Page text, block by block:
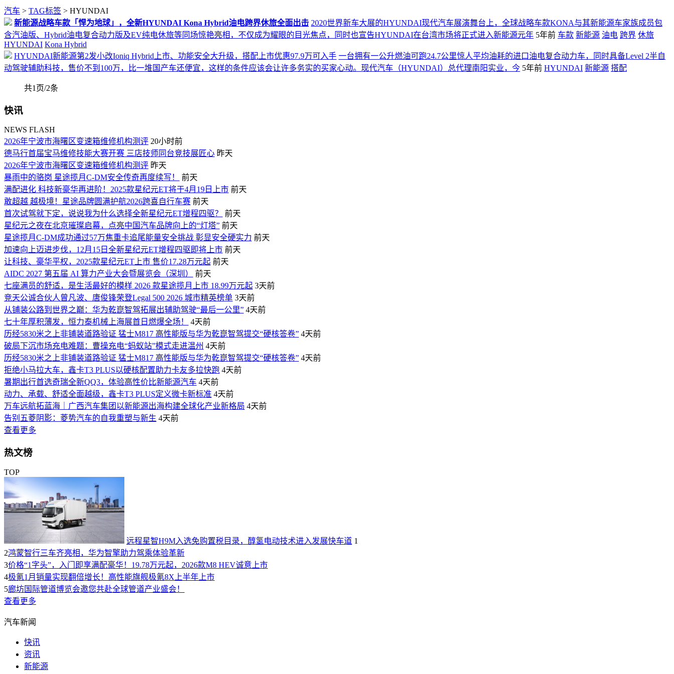
汽车 > TAG标签 > HYUNDAI
新能源战略车款「悍为地球」，全新HYUNDAI Kona Hybrid油电跨界休旅全面出击 2020世界新车大展的HYUNDAI现代汽车展演舞台上，全球战略车款KONA与其新能源车家族成员包
含汽油版、Hybrid油电复合动力版及EV纯电休旅等同场惊艳亮相，不仅成为耀眼的目光焦点，同时也宣告HYUNDAI在台湾市场将正式进入新能源元年 5年前 车款 新能源 油电 跨界 休旅
HYUNDAI Kona Hybrid
HYUNDAI新能源第2发小改Ioniq Hybrid上市、功能安全大升级，搭配上市优惠97.9万可入手 一台拥有一公升燃油可跑24.7公里惊人平均油耗的进口油电复合动力车，同时具备Level 2半自
动驾驶辅助科技，售价不到100万，比一堆国产车还便宜，这样的条件应该会让许多务实的买家心动。现代汽车（HYUNDAI）总代理南阳实业，今 5年前 HYUNDAI 新能源 搭配
共1页/2条
快讯
NEWS FLASH
2026年宁波市海曙区变速箱维修机构测评 20小时前
德马行首届宝马维修技能大赛开赛 三店技师同台竞技展匠心 昨天
2026年宁波市海曙区变速箱维修机构测评 昨天
暴雨中的骆岗 星途揽月C-DM安全传奇再度续写！
前天
满配进化 科技新豪华再进阶！2025款星纪元ET将于4月19日上市 前天
敢超越 越极境！星途品牌圆满护航2026跨喜自行车赛 前天
首次试驾就下定，说说我为什么选择全新星纪元ET增程四驱？
前天
星纪元之夜在北京璀璨启幕，点亮中国汽车品牌向上的“灯塔” 前天
星途揽月C-DM成功通过57万焦重卡追尾能量安全挑战 彰显安全硬实力 前天
加速向上迈进步伐，12月15日全新星纪元ET增程四驱即将上市 前天
让科技、豪华平权，2025款星纪元ET上市 售价17.28万元起 前天
AIDC 2027 第五届 AI 算力产业大会暨展览会（深圳）
前天
七座满员的舒适，是生活最好的模样 2026 款星途揽月上市 18.99万元起 3天前
竞天公诚合伙人曾凡波、唐俊锋荣登Legal 500 2026 城市精英榜单 3天前
从铺装公路到世界之巅：华为乾崑智驾拓展出辅助驾驶“最后一公里” 4天前
七十年厚积薄发，恒力泰机械上海展首日燃爆全场！
4天前
历经5830米之上非铺装道路验证 猛士M817 高性能版与华为乾崑智驾提交“硬核答卷” 4天前
破局下沉市场充电难题：曹操充电“蚂蚁站”模式走进温州 4天前
历经5830米之上非铺装道路验证 猛士M817 高性能版与华为乾崑智驾提交“硬核答卷” 4天前
拒绝小马拉大车，鑫卡T3 PLUS以硬核配置助力卡友多拉快跑 4天前
暑期出行首选奇瑞全新QQ3，体验高性价比新能源汽车 4天前
动力、承载、舒适全面越级，鑫卡T3 PLUS定义微卡新标准 4天前
万车远航拓蓝海｜广西汽车集团以新能源出海构建全球化产业新格局 4天前
告别五菱阴影：菱势汽车的自我重塑与新生 4天前
查看更多
热文榜
TOP
远程星智H9M入选免购置税目录，醇氢电动技术进入发展快车道 1
2鸿蒙智行三车齐亮相，华为智擎助力驾乘体验革新
3价格“1字头”，入门即享满配豪华！19.78万元起，2026款M8 HEV诚意上市
4极氪1月销量实现翻倍增长！高性能旗舰极氪8X上半年上市
5廊坊国际管道博览会邀您共赴全球管道产业盛会！
查看更多
汽车新闻
快讯
资讯
新能源